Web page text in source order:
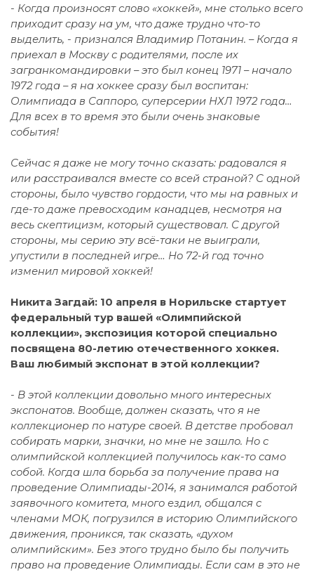
- Когда произносят слово «хоккей», мне столько всего
приходит сразу на ум, что даже трудно что-то
выделить, - признался Владимир Потанин. – Когда я
приехал в Москву с родителями, после их
загранкомандировки – это был конец 1971 – начало
1972 года – я на хоккее сразу был воспитан:
Олимпиада в Саппоро, суперсерии НХЛ 1972 года…
Для всех в то время это были очень знаковые
события!
Сейчас я даже не могу точно сказать: радовался я
или расстраивался вместе со всей страной? С одной
стороны, было чувство гордости, что мы на равных и
где-то даже превосходим канадцев, несмотря на
весь скептицизм, который существовал. С другой
стороны, мы серию эту всё-таки не выиграли,
упустили в последней игре… Но 72-й год точно
изменил мировой хоккей!
Никита Загдай: 10 апреля в Норильске стартует
федеральный тур вашей «Олимпийской
коллекции», экспозиция которой специально
посвящена 80-летию отечественного хоккея.
Ваш любимый экспонат в этой коллекции?
- В этой коллекции довольно много интересных
экспонатов. Вообще, должен сказать, что я не
коллекционер по натуре своей. В детстве пробовал
собирать марки, значки, но мне не зашло. Но с
олимпийской коллекцией получилось как-то само
собой. Когда шла борьба за получение права на
проведение Олимпиады-2014, я занимался работой
заявочного комитета, много ездил, общался с
членами МОК, погрузился в историю Олимпийского
движения, проникся, так сказать, «духом
олимпийским». Без этого трудно было бы получить
право на проведение Олимпиады. Если сам в это не